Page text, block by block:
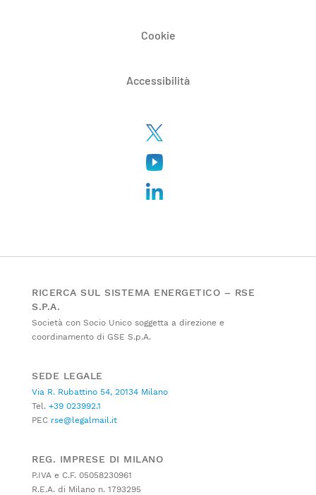
Cookie
Accessibilità
RICERCA SUL SISTEMA ENERGETICO – RSE
S.P.A.
Società con Socio Unico soggetta a direzione e
coordinamento di GSE S.p.A.
SEDE LEGALE
Via R. Rubattino 54, 20134 Milano
Tel. +39 023992.1
PEC rse@legalmail.it
REG. IMPRESE DI MILANO
P.IVA e C.F. 05058230961
R.E.A. di Milano n. 1793295